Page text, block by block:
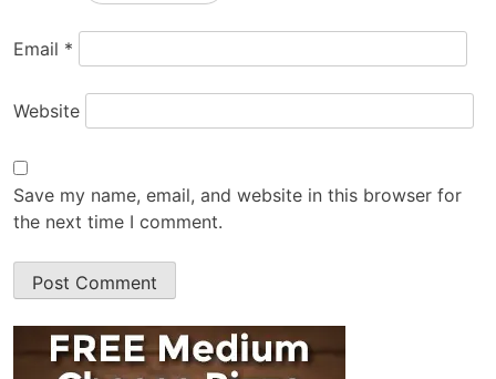
Email *
Website
Save my name, email, and website in this browser for
the next time I comment.